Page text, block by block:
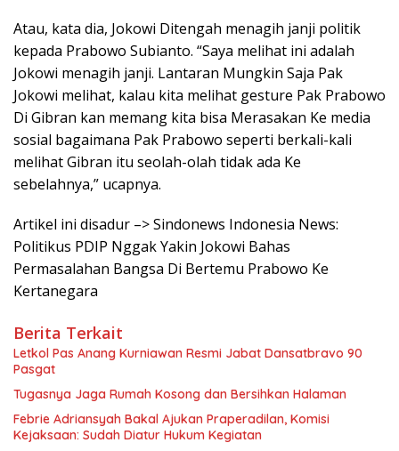
Atau, kata dia, Jokowi Ditengah menagih janji politik
kepada Prabowo Subianto. “Saya melihat ini adalah
Jokowi menagih janji. Lantaran Mungkin Saja Pak
Jokowi melihat, kalau kita melihat gesture Pak Prabowo
Di Gibran kan memang kita bisa Merasakan Ke media
sosial bagaimana Pak Prabowo seperti berkali-kali
melihat Gibran itu seolah-olah tidak ada Ke
sebelahnya,” ucapnya.
Artikel ini disadur –> Sindonews Indonesia News:
Politikus PDIP Nggak Yakin Jokowi Bahas
Permasalahan Bangsa Di Bertemu Prabowo Ke
Kertanegara
Berita Terkait
Letkol Pas Anang Kurniawan Resmi Jabat Dansatbravo 90
Pasgat
Tugasnya Jaga Rumah Kosong dan Bersihkan Halaman
Febrie Adriansyah Bakal Ajukan Praperadilan, Komisi
Kejaksaan: Sudah Diatur Hukum Kegiatan